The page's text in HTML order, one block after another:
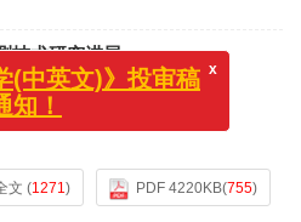
技术研究进展
南朝,吴疆,刘崇
CO.2022-0145
文 (1271) PDF 4220KB(755)
学(中英文)》投审稿
通知！